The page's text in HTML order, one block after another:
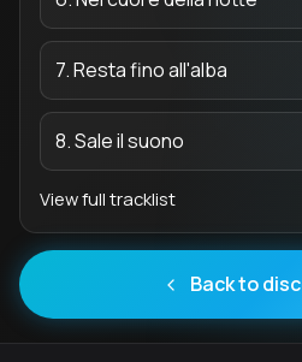
7. Resta fino all'alba
8. Sale il suono
View full tracklist
Back to